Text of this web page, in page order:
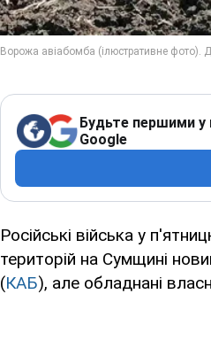
Будьте першими у
Google
Російські війська у
територій на Сумщині
(КАБ), але обладнані